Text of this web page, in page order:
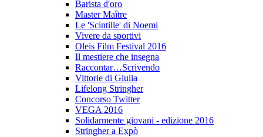
Barista d'oro
Master Maître
Le 'Scintille' di Noemi
Vivere da sportivi
Oleis Film Festival 2016
Il mestiere che insegna
Raccontar…Scrivendo
Vittorie di Giulia
Lifelong Stringher
Concorso Twitter
VEGA 2016
Solidarmente giovani - edizione 2016
Stringher a Expò